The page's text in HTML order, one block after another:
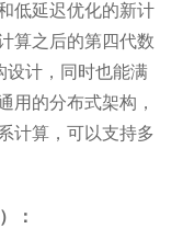
低延迟优化的新计
算之后的第四代数
设计，同时也能满
用的分布式架构，
计算，可以支持多
：